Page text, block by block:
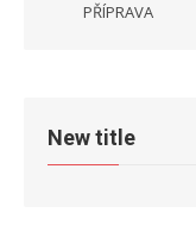
PŘÍPRAVA
New title